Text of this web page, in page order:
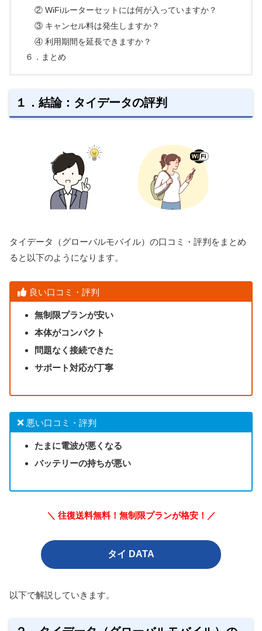
② WiFiルーターセットには何が入っていますか？
③ キャンセル料は発生しますか？
④ 利用期間を延長できますか？
６．まとめ
１．結論：タイデータの評判
タイデータ（グローバルモバイル）の口コミ・評判をまとめ
ると以下のようになります。
良い口コミ・評判
無制限プランが安い
本体がコンパクト
問題なく接続できた
サポート対応が丁寧
悪い口コミ・評判
たまに電波が悪くなる
バッテリーの持ちが悪い
＼ 往復送料無料！無制限プランが格安！／
タイ DATA
以下で解説していきます。